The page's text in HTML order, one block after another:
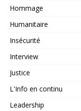
Hommage
Humanitaire
Insécurité
Interview
Justice
L'Info en continu
Leadership